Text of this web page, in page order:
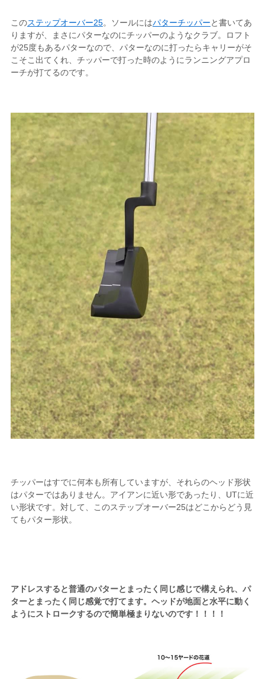
このステップオーバー25。ソールにはパターチッパーと書いてあ
りますが、まさにパターなのにチッパーのようなクラブ。ロフト
が25度もあるパターなので、パターなのに打ったらキャリーがそ
こそこ出てくれ、チッパーで打った時のようにランニングアプロ
ーチが打てるのです。
チッパーはすでに何本も所有していますが、それらのヘッド形状
はパターではありません。アイアンに近い形であったり、UTに近
い形状です。対して、このステップオーバー25はどこからどう見
てもパター形状。
アドレスすると普通のパターとまったく同じ感じで構えられ、パ
ターとまったく同じ感覚で打てます。ヘッドが地面と水平に動く
ようにストロークするので簡単極まりないのです！！！！